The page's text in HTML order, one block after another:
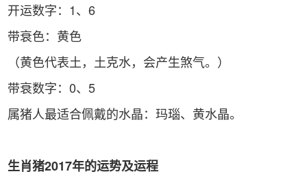
开运数字：1、6
带衰色：黄色
（黄色代表土，土克水，会产生煞气。）
带衰数字：0、5
属猪人最适合佩戴的水晶：玛瑙、黄水晶。
生肖猪2017年的运势及运程